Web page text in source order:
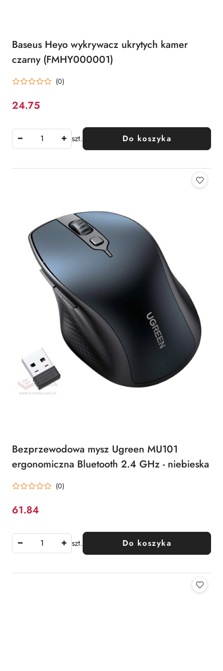
Baseus Heyo wykrywacz ukrytych kamer
czarny (FMHY000001)
(0)
Cena:
24.75
szt. Do koszyka
Bezprzewodowa mysz Ugreen MU101
ergonomiczna Bluetooth 2.4 GHz - niebieska
(0)
Cena:
61.84
szt. Do koszyka